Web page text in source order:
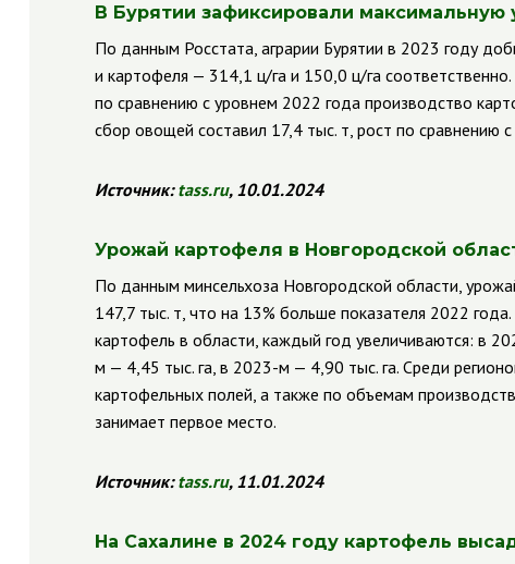
В Бурятии зафиксировали максимальную
По данным Росстата, аграрии Бурятии в 2023 году
и картофеля — 314,1 ц/га и 150,0 ц/га
по сравнению с уровнем 2022 года производство
сбор овощей составил 17,4 тыс. т, рост по сравнению
Источник:tass.ru, 10.01.2024
Урожай картофеля в Новгородской
По данным минсельхоза Новгородской области,
147,7 тыс. т, что на 13% больше показателя 2022
картофель в области, каждый год увеличиваются: в
м — 4,45 тыс. га, в 2023-м — 4,90 тыс. га. Среди
картофельных полей, а также по объемам
занимает первое место.
Источник:tass.ru, 11.01.2024
На Сахалине в 2024 году картофель